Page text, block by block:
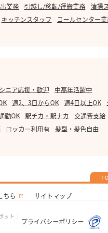
業務 引越し/移転/運搬業務 清掃
キッチンスタッフ コールセンター
シニア応援・歓迎
中高年活躍中
週2、3日からOK 週4日以上OK
勤OK 駅チカ・駅ナカ 交通費支給
ロッカー利用有 髪型・髪色自由
ちら サイトマップ
ット ｜
プライバシーポリシー